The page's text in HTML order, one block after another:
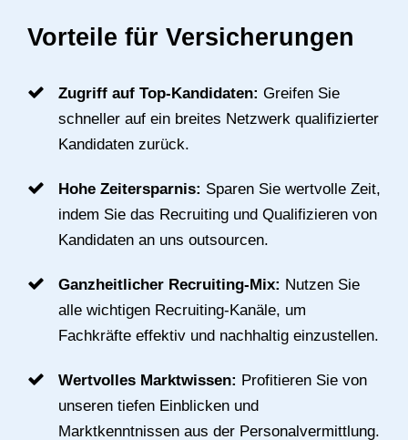
Vorteile für Versicherungen
Zugriff auf Top-Kandidaten: Greifen Sie
schneller auf ein breites Netzwerk qualifizierter
Kandidaten zurück.
Hohe Zeitersparnis: Sparen Sie wertvolle Zeit,
indem Sie das Recruiting und Qualifizieren von
Kandidaten an uns outsourcen.
Ganzheitlicher Recruiting-Mix: Nutzen Sie
alle wichtigen Recruiting-Kanäle, um
Fachkräfte effektiv und nachhaltig einzustellen.
Wertvolles Marktwissen: Profitieren Sie von
unseren tiefen Einblicken und
Marktkenntnissen aus der Personalvermittlung.